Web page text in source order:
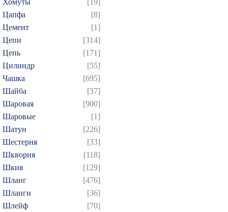
Хомуты
[19]
Цапфа
[8]
Цемент
[1]
Цепи
[314]
Цепь
[171]
Цилиндр
[55]
Чашка
[695]
Шайба
[37]
Шаровая
[900]
Шаровые
[1]
Шатун
[226]
Шестерня
[33]
Шкворня
[118]
Шкив
[129]
Шланг
[476]
Шланги
[36]
Шлейф
[70]